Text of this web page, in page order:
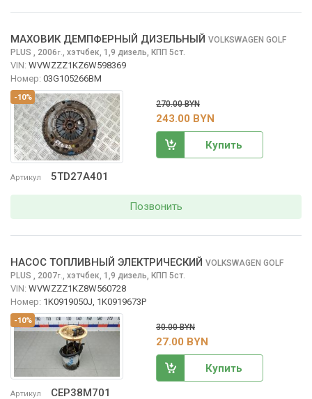
-10%
Артикул 5TD27A401
МАХОВИК ДЕМПФЕРНЫЙ ДИЗЕЛЬНЫЙ VOLKSWAGEN GOLF
PLUS , 2006г., хэтчбек, 1,9 дизель, КПП 5ст.
VIN: WVWZZZ1KZ6W598369
Номер: 03G105266BM
270.00 BYN
243.00 BYN
Купить
Позвонить
-10%
Артикул CEP38M701
НАСОС ТОПЛИВНЫЙ ЭЛЕКТРИЧЕСКИЙ VOLKSWAGEN GOLF
PLUS
, 2007г. хэтчбек, 1,9 дизель, КПП 5ст.
VIN: WVWZZZ1KZ8W560728
Номер: 1K0919050J, 1K0919673P
30.00 BYN
27.00 BYN
Купить